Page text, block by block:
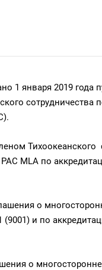
1 января 2019 года
сотрудничества
Тихоокеанского
MLA по
о
и по
о